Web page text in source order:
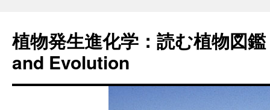
植物発生進化学：読む植物図
and Evolution